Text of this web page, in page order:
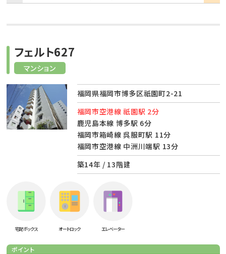
マンション
フェルト627
福岡県福岡市博多区祇園町2-21
福岡市空港線 祇園駅 2分
鹿児島本線 博多駅 6分
福岡市箱崎線 呉服町駅 11分
福岡市空港線 中洲川端駅 13分
築14年 / 13階建
宅配ボックス オートロック エレベーター
ポイント